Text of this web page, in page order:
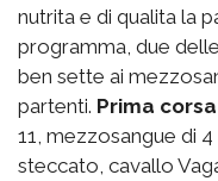
nutrita e di qualita la
programma, due
ben sette ai
partenti. Prima corsa
11, mezzosangue di
steccato, cavallo